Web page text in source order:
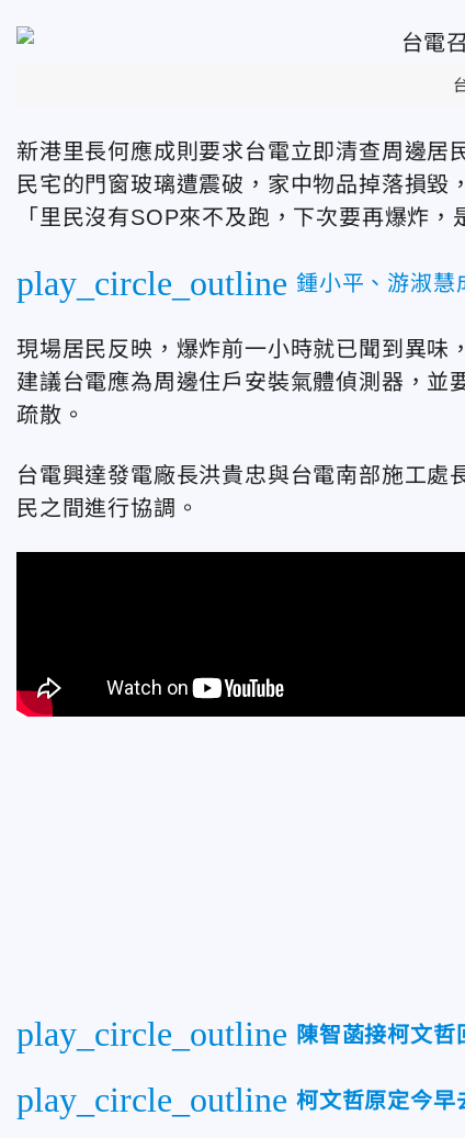
新港里長何應成則要求台電立即清查周邊居
民宅的門窗玻璃遭震破，家中物品掉落損毀
「里民沒有SOP來不及跑，下次要再爆炸，
play_circle_outline 鍾小平、游淑
現場居民反映，爆炸前一小時就已聞到異味
建議台電應為周邊住戶安裝氣體偵測器，並
疏散。
台電興達發電廠長洪貴忠與台電南部施工處
民之間進行協調。
play_circle_outline 陳智菡接柯文
play_circle_outline 柯文哲原定今